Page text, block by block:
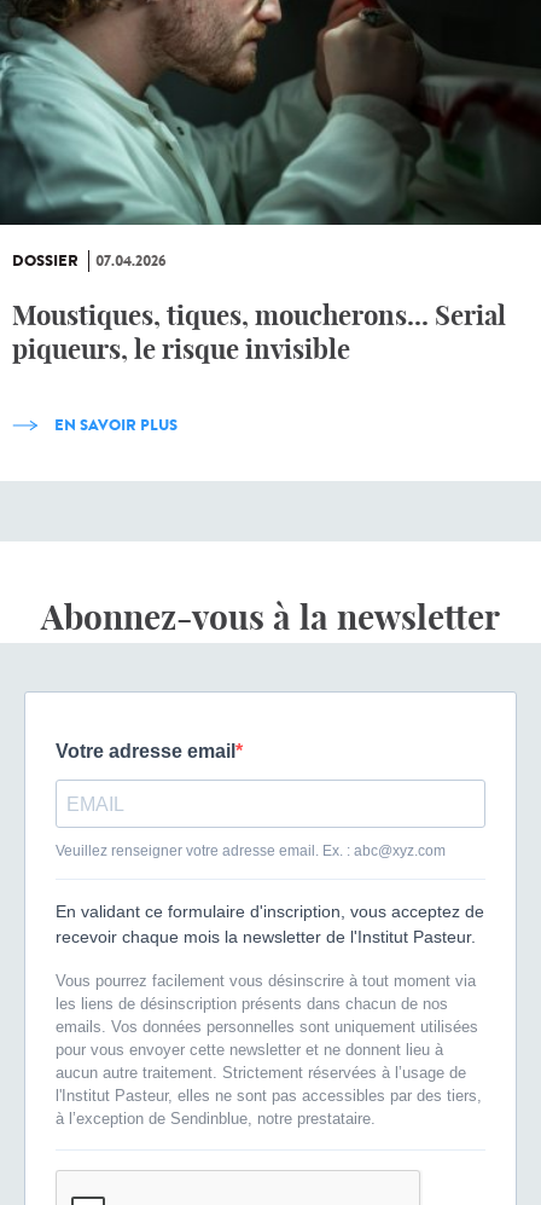
DOSSIER 07.04.2026
Moustiques, tiques, moucherons... Serial
piqueurs, le risque invisible
EN SAVOIR PLUS
Abonnez-vous à la newsletter